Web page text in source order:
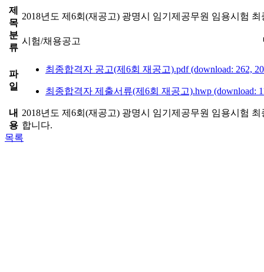
제
목
2018년도 제6회(재공고) 광명시 임기제공무원 임용시험
분
류
시험/채용공고
파
일
최종합격자 공고(제6회 재공고).pdf (download: 262,
최종합격자 제출서류(제6회 재공고).hwp (download:
내
용
2018년도 제6회(재공고) 광명시 임기제공무원 임용시험
합니다.
목록